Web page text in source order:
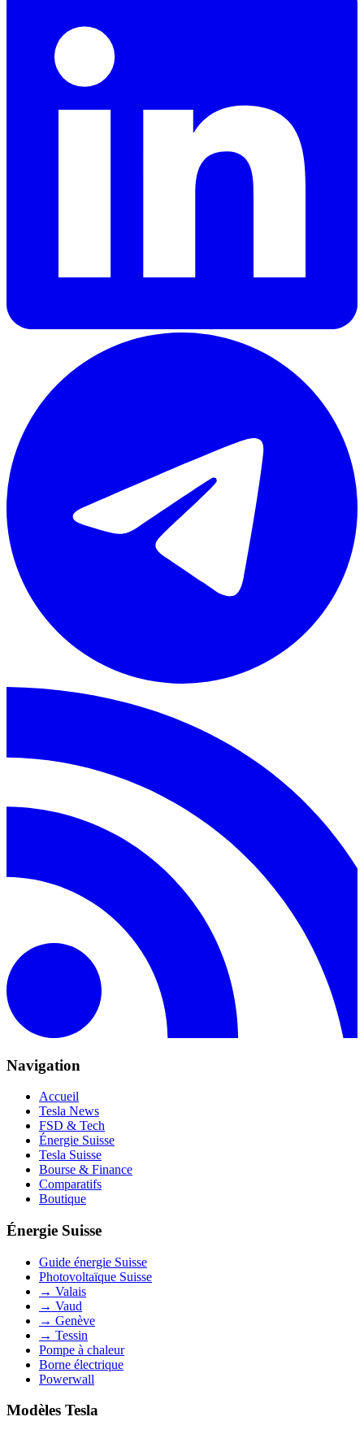
Navigation
Accueil
Tesla News
FSD & Tech
Énergie Suisse
Tesla Suisse
Bourse & Finance
Comparatifs
Boutique
Énergie Suisse
Guide énergie Suisse
Photovoltaïque Suisse
→ Valais
→ Vaud
→ Genève
→ Tessin
Pompe à chaleur
Borne électrique
Powerwall
Modèles Tesla